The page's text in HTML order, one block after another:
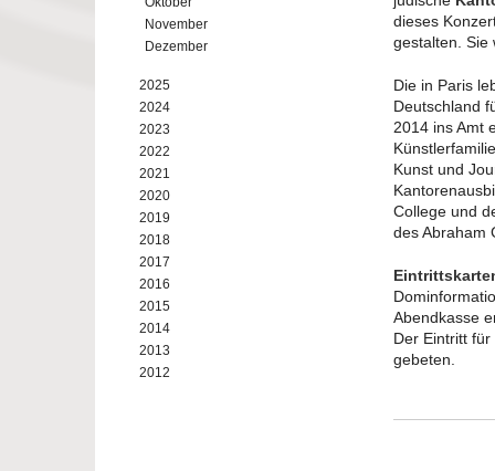
November
Dezember
2025
2024
2023
2022
2021
2020
2019
2018
2017
2016
2015
2014
2013
2012
dieses
gestalten. Sie
Die in Paris
Deutschland
2014 ins Amt
Kunst und
College und
des Abraham
Abendkasse
Der Eintritt
gebeten.